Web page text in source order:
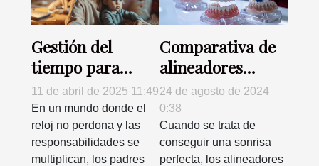
Gestión del
tiempo para
padres ocupados
estrategias para
una vida familiar
equilibrada
11 de abril de 2025 11:49
En un mundo donde el
reloj no perdona y las
responsabilidades se
multiplican, los padres
Comparativa de
alineadores
dentales:
eficacia, costos y
opiniones
24 de agosto de 2024
0:38
Cuando se trata de
conseguir una sonrisa
perfecta, los alineadores